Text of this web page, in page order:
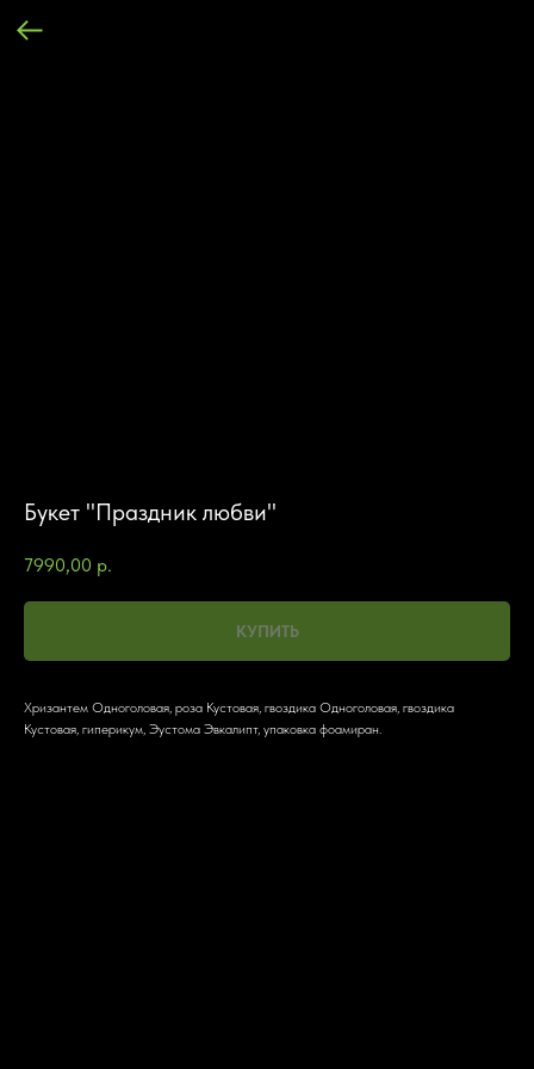
Букет "Праздник любви"
7990,00 р.
КУПИТЬ
Хризантем Одноголовая, роза Кустовая, гвоздика Одноголовая, гвоздика
Кустовая, гиперикум, Эустома Эвкалипт, упаковка фоамиран.